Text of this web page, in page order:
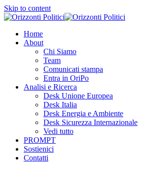
Skip to content
Home
About
Chi Siamo
Team
Comunicati stampa
Entra in OriPo
Analisi e Ricerca
Desk Unione Europea
Desk Italia
Desk Energia e Ambiente
Desk Sicurezza Internazionale
Vedi tutto
PROMPT
Sostienici
Contatti